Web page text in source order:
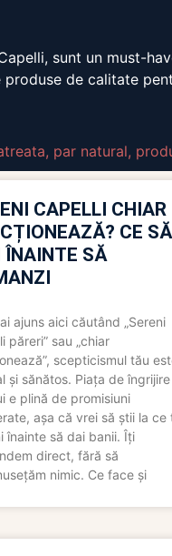
sunt un must-
de calitate
, par natural,
CAPELLI CHIAR
CE SĂ
ÎNAINTE SĂ
ajuns aici căutând „Sereni
păreri” sau „chiar
scepticismul tău
și sănătos. Piața de îngrijire
e plină de promisiuni
așa că vrei să știi la ce
înainte să dai banii. Îți
direct, fără să
nimic. Ce face și